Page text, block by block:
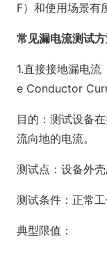
F）和使用场景有
常见漏电流测试
1.直接接地漏电
e Conductor
目的：测试设备
流向地的电流。
测试点：设备外
测试条件：正常
典型限值：